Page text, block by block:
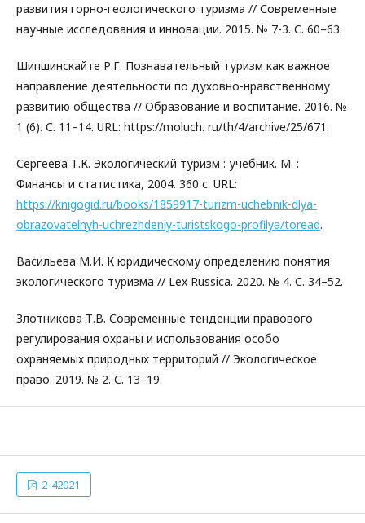
развития горно-геологического туризма // Современные
научные исследования и инновации. 2015. № 7-3. С. 60–63.
Шипшинскайте Р.Г. Познавательный туризм как важное
направление деятельности по духовно-нравственному
развитию общества // Образование и воспитание. 2016. №
1 (6). С. 11–14. URL: https://moluch. ru/th/4/archive/25/671.
Сергеева Т.К. Экологический туризм : учебник. М. :
Финансы и статистика, 2004. 360 с. URL:
https://knigogid.ru/books/1859917-turizm-uchebnik-dlya-
obrazovatelnyh-uchrezhdeniy-turistskogo-profilya/toread.
Васильева М.И. К юридическому определению понятия
экологического туризма // Lex Russica. 2020. № 4. С. 34–52.
Злотникова Т.В. Современные тенденции правового
регулирования охраны и использования особо
охраняемых природных территорий // Экологическое
право. 2019. № 2. С. 13–19.
2-42021